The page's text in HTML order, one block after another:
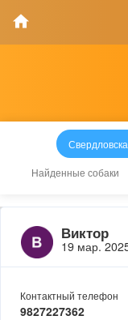
Найденные собаки
Виктор
19 мар.
Контактный телефон
9827227362